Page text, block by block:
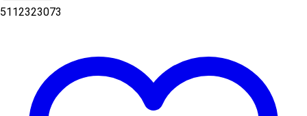
5112323073